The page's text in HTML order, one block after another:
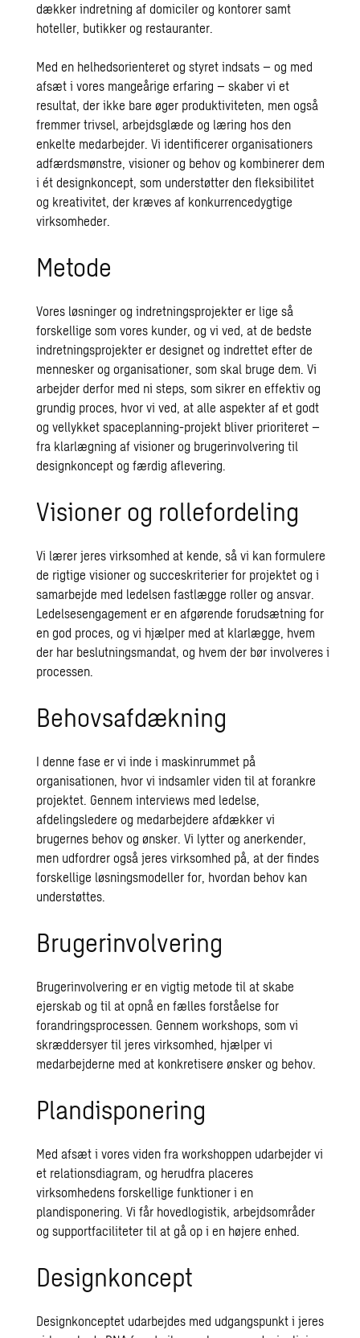
dækker indretning af domiciler og kontorer samt
hoteller, butikker og restauranter.
Med en helhedsorienteret og styret indsats – og med
afsæt i vores mangeårige erfaring – skaber vi et
resultat, der ikke bare øger produktiviteten, men også
fremmer trivsel, arbejdsglæde og læring hos den
enkelte medarbejder. Vi identificerer organisationers
adfærdsmønstre, visioner og behov og kombinerer dem
i ét designkoncept, som understøtter den fleksibilitet
og kreativitet, der kræves af konkurrencedygtige
virksomheder.
Metode
Vores løsninger og indretningsprojekter er lige så
forskellige som vores kunder, og vi ved, at de bedste
indretningsprojekter er designet og indrettet efter de
mennesker og organisationer, som skal bruge dem. Vi
arbejder derfor med ni steps, som sikrer en effektiv og
grundig proces, hvor vi ved, at alle aspekter af et godt
og vellykket spaceplanning-projekt bliver prioriteret –
fra klarlægning af visioner og brugerinvolvering til
designkoncept og færdig aflevering.
Visioner og rollefordeling
Vi lærer jeres virksomhed at kende, så vi kan formulere
de rigtige visioner og succeskriterier for projektet og i
samarbejde med ledelsen fastlægge roller og ansvar.
Ledelsesengagement er en afgørende forudsætning for
en god proces, og vi hjælper med at klarlægge, hvem
der har beslutningsmandat, og hvem der bør involveres i
processen.
Behovsafdækning
I denne fase er vi inde i maskinrummet på
organisationen, hvor vi indsamler viden til at forankre
projektet. Gennem interviews med ledelse,
afdelingsledere og medarbejdere afdækker vi
brugernes behov og ønsker. Vi lytter og anerkender,
men udfordrer også jeres virksomhed på, at der findes
forskellige løsningsmodeller for, hvordan behov kan
understøttes.
Brugerinvolvering
Brugerinvolvering er en vigtig metode til at skabe
ejerskab og til at opnå en fælles forståelse for
forandringsprocessen. Gennem workshops, som vi
skræddersyer til jeres virksomhed, hjælper vi
medarbejderne med at konkretisere ønsker og behov.
Plandisponering
Med afsæt i vores viden fra workshoppen udarbejder vi
et relationsdiagram, og herudfra placeres
virksomhedens forskellige funktioner i en
plandisponering. Vi får hovedlogistik, arbejdsområder
og supportfaciliteter til at gå op i en højere enhed.
Designkoncept
Designkonceptet udarbejdes med udgangspunkt i jeres